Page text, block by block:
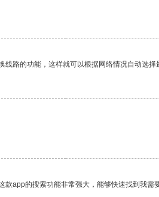
路的功能，这样就可以根据网络情况自动选择
app的搜索功能非常强大，能够快速找到我需